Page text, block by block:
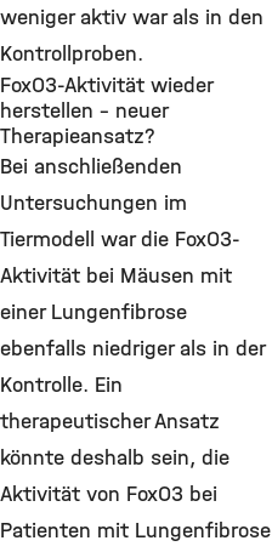
weniger aktiv war als in den
Kontrollproben.
FoxO3-Aktivität wieder
herstellen – neuer
Therapieansatz?
Bei anschließenden
Untersuchungen im
Tiermodell war die FoxO3-
Aktivität bei Mäusen mit
einer Lungenfibrose
ebenfalls niedriger als in der
Kontrolle. Ein
therapeutischer Ansatz
könnte deshalb sein, die
Aktivität von FoxO3 bei
Patienten mit Lungenfibrose